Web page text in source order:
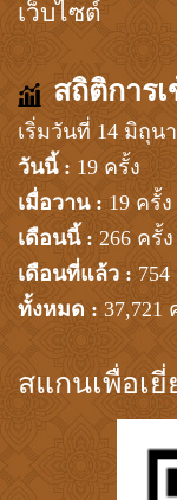
เว็บไซต์
สถิติการ
เริ่มวันที่ 14 มิถุน
วันนี้ : 19 ครั้ง
เมื่อวาน : 19 ครั้ง
เดือนนี้ : 266 ครั้ง
เดือนที่แล้ว : 754
ทั้งหมด : 37,721
สแกนเพื่อเ